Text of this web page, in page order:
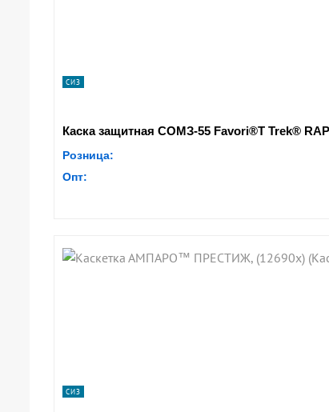
СИЗ
Каска защитная СОМЗ-55 Favori®T Trek®
Розница:
Опт:
СИЗ